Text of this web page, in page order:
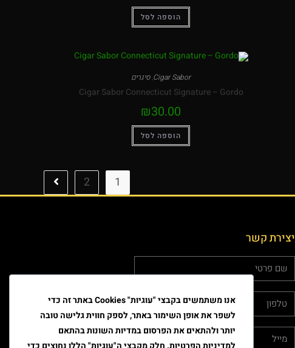
הוספה לסל
Cigar Sabor
,סיגרים
Cigar Sabor Connecticut Signature – Gordo
₪30.00
הוספה לסל
1
2
יצירת קשר
אנו משתמשים בקבצי "עוגיות" Cookies באתר זה כדי
לשפר את אופן השימור באתר, לספק חווית גלישה טובה
יותר ולהתאים את הפרסום במדיות השונות בהתאם